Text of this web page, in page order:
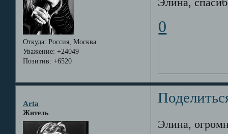
Откуда: Россия, Москва
Уважение: +24049
Позитив: +6520
Элина,
0
Arta
Житель
Элина,